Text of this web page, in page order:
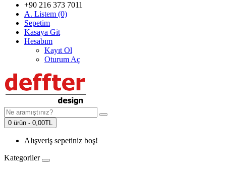
+90 216 373 7011
A. Listem (0)
Sepetim
Kasaya Git
Hesabım
Kayıt Ol
Oturum Aç
0 ürün - 0,00TL
Alışveriş sepetiniz boş!
Kategoriler